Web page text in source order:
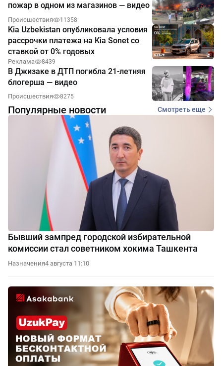
пожар в одном из магазинов — видео
Происшествия 11358
Kia Uzbekistan опубликовала условия
рассрочки платежа на Kia Sonet со
ставкой от 0% годовых
Реклама 8439
В Джизаке в ДТП погибла 21-летняя
блогерша — видео
Происшествия 8275
Популярные новости Смотреть еще
Бывший зампред городской избирательной
комиссии стал советником хокима Ташкента
Назначения4 августа 11:10